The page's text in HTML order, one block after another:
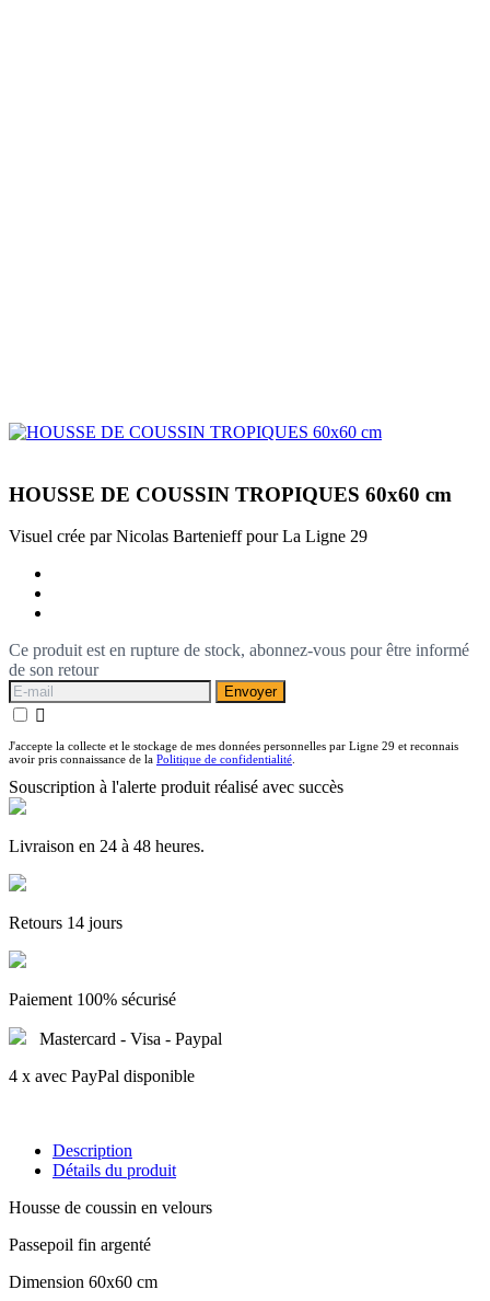
HOUSSE DE COUSSIN TROPIQUES 60x60 cm
Visuel crée par Nicolas Bartenieff pour La Ligne 29
Ce produit est en rupture de stock, abonnez-vous pour être informé
de son retour
Envoyer

J'accepte la collecte et le stockage de mes données personnelles par Ligne 29 et reconnais
avoir pris connaissance de la Politique de confidentialité.
Souscription à l'alerte produit réalisé avec succès
Livraison en 24 à 48 heures.
Retours 14 jours
Paiement 100% sécurisé
Mastercard - Visa - Paypal
4 x avec PayPal disponible
Description
Détails du produit
Housse de coussin en velours
Passepoil fin argenté
Dimension 60x60 cm